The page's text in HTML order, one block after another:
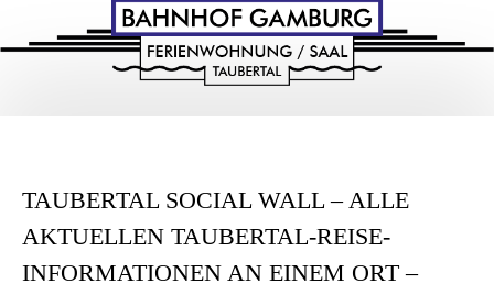
TAUBERTAL SOCIAL WALL – ALLE
AKTUELLEN TAUBERTAL-REISE-
INFORMATIONEN AN EINEM ORT –